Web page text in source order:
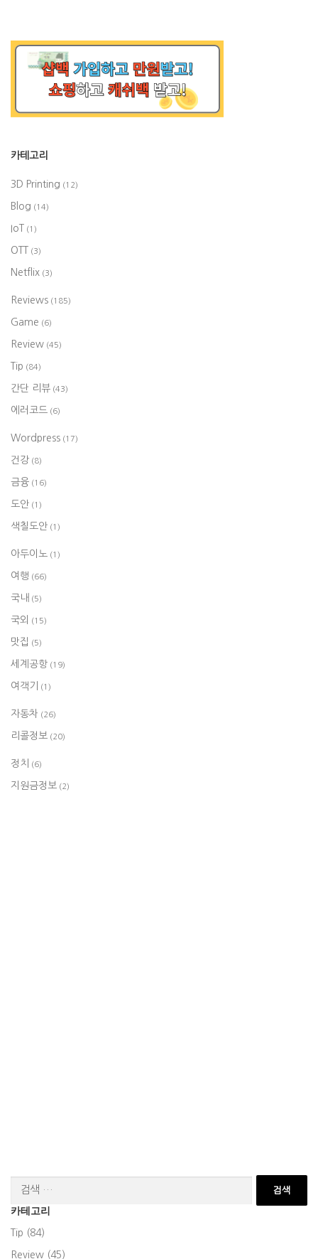
카테고리
3D Printing (12)
Blog (14)
IoT (1)
OTT (3)
Netflix (3)
Reviews (185)
Game (6)
Review (45)
Tip (84)
간단 리뷰 (43)
에러코드 (6)
Wordpress (17)
건강 (8)
금융 (16)
도안 (1)
색칠도안 (1)
아두이노 (1)
여행 (66)
국내 (5)
국외 (15)
맛집 (5)
세계공항 (19)
여객기 (1)
자동차 (26)
리콜정보 (20)
정치 (6)
지원금정보 (2)
카테고리
Tip (84)
Review (45)